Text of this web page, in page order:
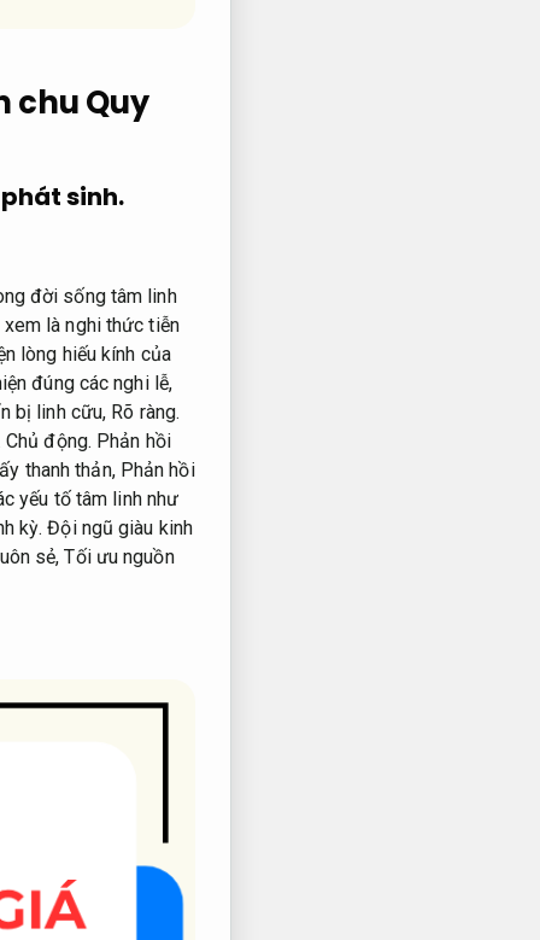
chuQuy
sinh.
đời sống tâm linh
là nghi thức tiễn
lòng hiếu kính của
đúng các nghi lễ,
bị linh cữu, Rõ ràng.
Chủ động. Phản hồi
thanh thản, Phản hồi
yếu tố tâm linh như
kỳ. Đội ngũ giàu kinh
sẻ,Tối ưu nguồn